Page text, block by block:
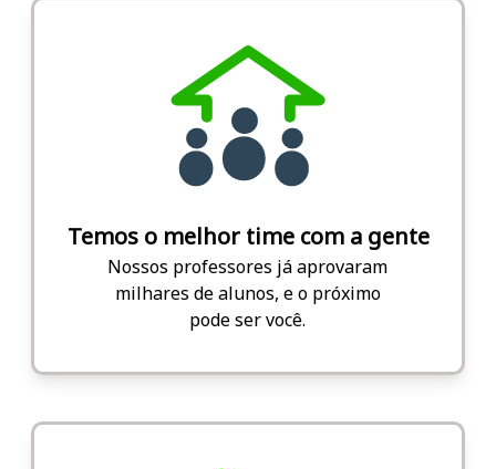
Temos o melhor time com a gente
Nossos professores já aprovaram
milhares de alunos, e o próximo
pode ser você.